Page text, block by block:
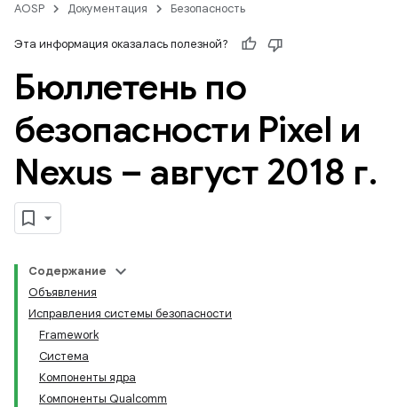
AOSP Документация Безопасность
Эта информация оказалась полезной?
Бюллетень по
безопасности Pixel и
Nexus – август 2018 г.
Содержание
Объявления
Исправления системы безопасности
Framework
Система
Компоненты ядра
Компоненты Qualcomm